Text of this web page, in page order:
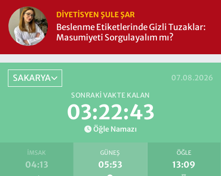
DIYETISYEN ŞULE ŞAR
Beslenme Etiketlerinde Gizli Tuzaklar:
Masumiyeti Sorgulayalım mı?
SAKARYA 07.08.2026
SONRAKI VAKTE KALAN
03:22:42
Öğle Namazı
İMSAK
04:13
GÜNEŞ
05:53
ÖĞLE
13:09